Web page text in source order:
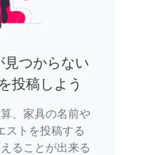
見つからない
投稿しよう
、家具の名前や
ストを投稿する
ることが出来る